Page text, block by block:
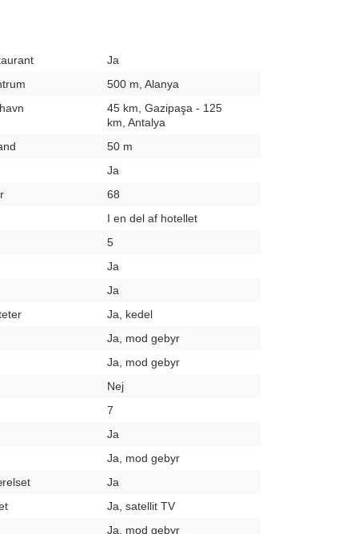
Ja
500 m, Alanya
45 km, Gazipaşa - 125
km, Antalya
50 m
Ja
68
I en del af hotellet
5
Ja
Ja
Ja, kedel
Ja, mod gebyr
Ja, mod gebyr
Nej
7
Ja
Ja, mod gebyr
Ja
Ja, satellit TV
Ja, mod gebyr